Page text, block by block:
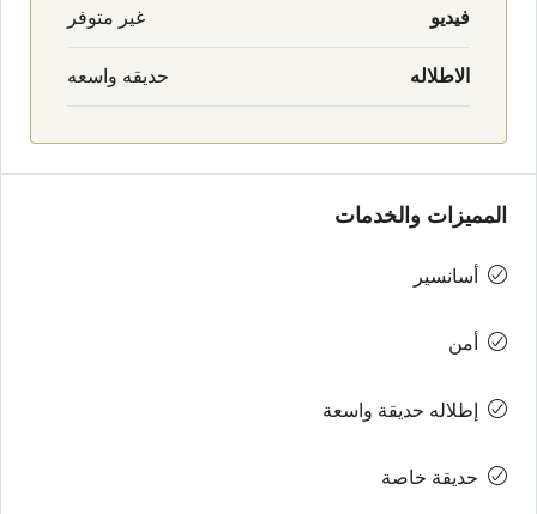
فيديو غير متوفر
الاطلاله حديقه واسعه
المميزات والخدمات
أسانسير
أمن
إطلاله حديقة واسعة
حديقة خاصة